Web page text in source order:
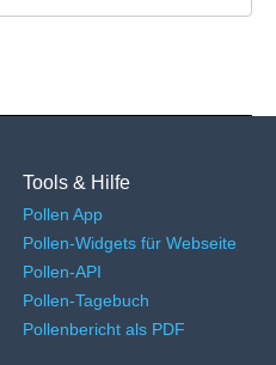
Tools & Hilfe
Pollen App
Pollen-Widgets für Webseite
Pollen-API
Pollen-Tagebuch
Pollenbericht als PDF